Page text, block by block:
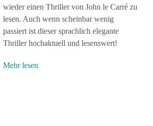
wieder einen Thriller von John le Carré zu
lesen. Auch wenn scheinbar wenig
passiert ist dieser sprachlich elegante
Thriller hochaktuell und lesenswert!
Mehr lesen